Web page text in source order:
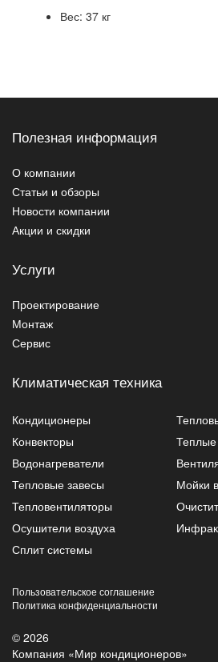
Вес: 37 кг
Полезная информация
О компании
Статьи и обзоры
Новости компании
Акции и скидки
Услуги
Проектирование
Монтаж
Сервис
Климатическая техника
Кондиционеры
Конвекторы
Водонагреватели
Тепловые завесы
Мойки
Тепловентиляторы
Осушители воздуха
Сплит системы
Пользовательское соглашение
Политика конфиденциальности
© 2026
Компания «Мир кондиционеров»